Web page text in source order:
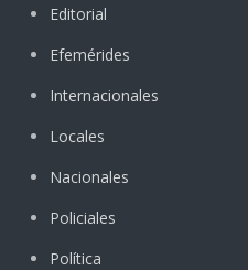
Editorial
Efemérides
Internacionales
Locales
Nacionales
Policiales
Política